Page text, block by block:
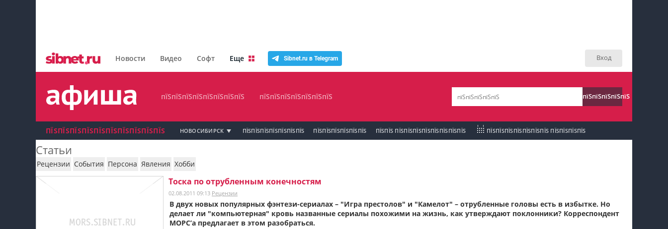
Новости Видео Софт Еще Sibnet.ru в Telegram Вход
пїЅпїЅпїЅпїЅпїЅпїЅпїЅпїЅ
пїЅпїЅпїЅпїЅпїЅпїЅпїЅ
пїЅпїЅпїЅ пїЅпїЅпїЅпїЅпїЅпїЅпїЅ пїЅпїЅ
пїЅпїЅпїЅ пїЅпїЅпїЅпїЅпїЅпїЅпїЅ
пїЅпїЅпїЅ пїЅпїЅпїЅпїЅпїЅпїЅпїЅ
пїЅпїЅпїЅпїЅпїЅпїЅпїЅпїЅ пїЅпїЅпїЅпїЅпїЅпїЅпїЅ пїЅпїЅпїЅпїЅпїЅ
пїЅпїЅпїЅ пїЅпїЅпїЅпїЅпїЅпїЅпїЅ
пїЅпїЅпїЅ пїЅпїЅпїЅпїЅпїЅпїЅпїЅ
пїЅпїЅпїЅпїЅпїЅпїЅпїЅпїЅпїЅпїЅпїЅ
пїЅпїЅпїЅ пїЅпїЅпїЅпїЅпїЅпїЅ
пїЅпїЅпїЅпїЅпїЅ
ПЇЅПЇЅПЇЅПЇЅПЇЅПЇЅПЇЅПЇЅПЇЅПЇЅ НОВОСИБИРСК ПЇЅПЇЅПЇЅПЇЅПЇЅПЇЅПЇЅ ПЇЅПЇЅПЇЅПЇЅПЇЅПЇЅ ПЇЅПЇЅ ПЇЅПЇЅПЇЅПЇЅПЇЅПЇЅПЇЅПЇЅ ПЇЅПЇЅПЇЅПЇЅПЇЅПЇЅПЇЅ ПЇЅПЇЅПЇЅПЇЅ
Статьи
Рецензии События Персона Явления Хобби
Тоска по отрубленным конечностям
02.08.2011 09:13 Рецензии
В двух новых популярных фэнтези-сериалах – "Игра престолов" и "Камелот" – отрубленные головы есть в избытке. Но
делает ли "компьютерная" кровь названные сериалы похожими на жизнь, как утверждают поклонники? Корреспондент
МОРС’а предлагает в этом разобраться.